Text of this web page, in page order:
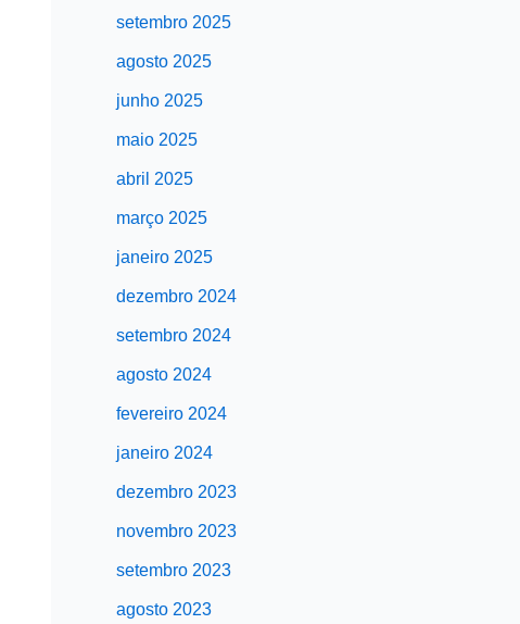
setembro 2025
agosto 2025
junho 2025
maio 2025
abril 2025
março 2025
janeiro 2025
dezembro 2024
setembro 2024
agosto 2024
fevereiro 2024
janeiro 2024
dezembro 2023
novembro 2023
setembro 2023
agosto 2023